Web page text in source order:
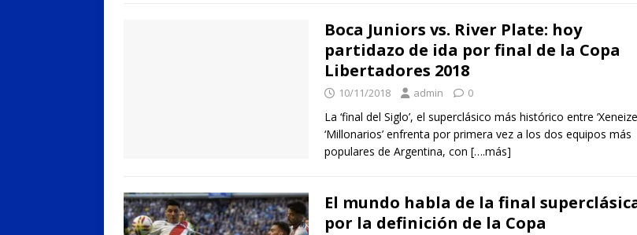
Boca Juniors vs. River Plate: hoy
partidazo de ida por final de la Copa
Libertadores 2018
10/11/2018 admin 0
La ‘final del Siglo’, el superclásico más histórico entre
‘Millonarios’ enfrenta por primera vez a los dos equipos más
populares de Argentina, con [….más]
El mundo habla de la final
por la definición de la Copa